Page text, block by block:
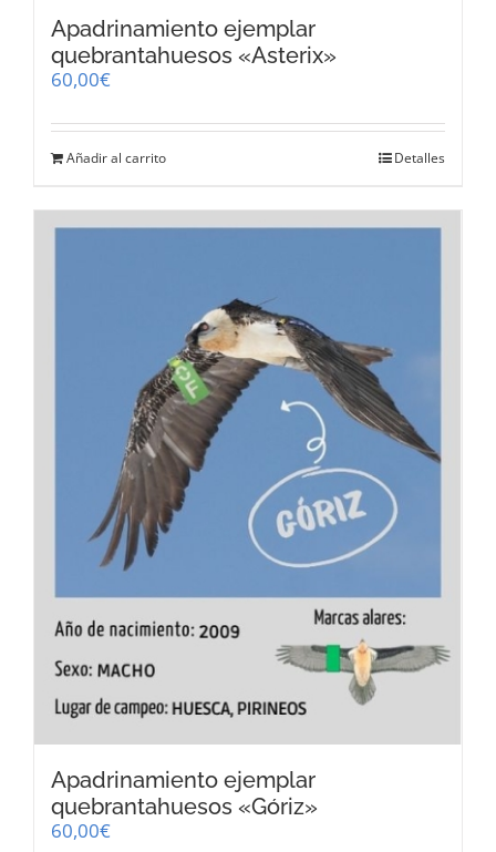
Apadrinamiento ejemplar
quebrantahuesos «Asterix»
60,00€
Añadir al carrito Detalles
Apadrinamiento ejemplar
quebrantahuesos «Góriz»
60,00€